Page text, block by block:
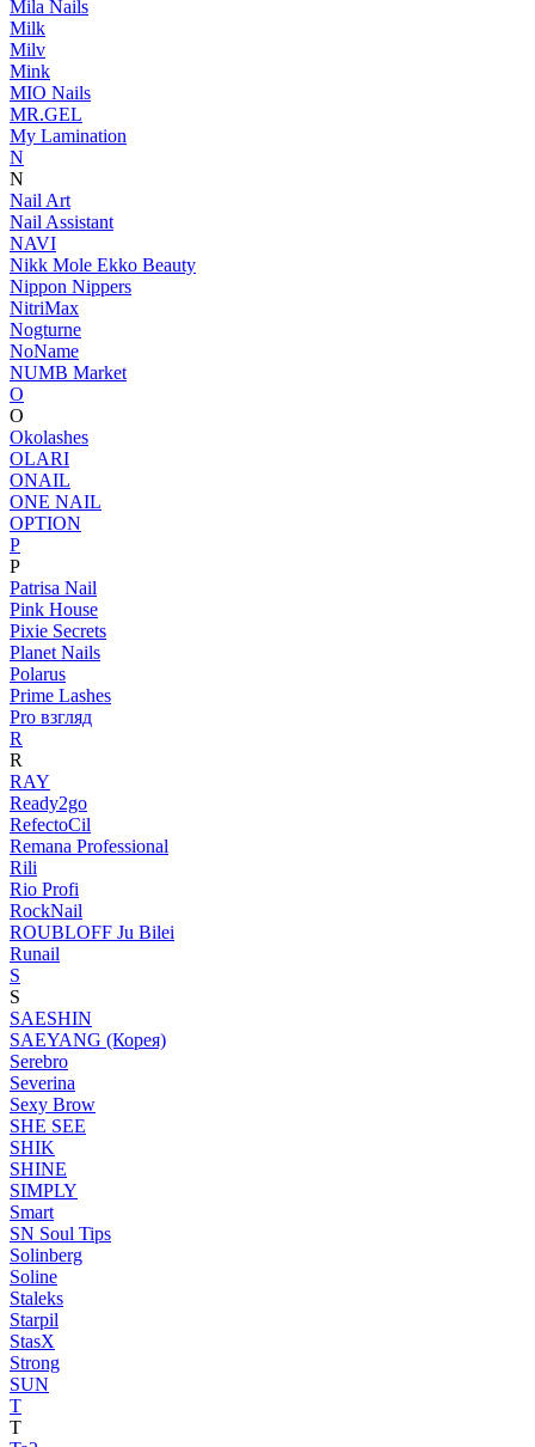
Mila Nails
Milk
Milv
Mink
MIO Nails
MR.GEL
My Lamination
N
N
Nail Art
Nail Assistant
NAVI
Nikk Mole Ekko Beauty
Nippon Nippers
NitriMax
Nogturne
NoName
NUMB Market
O
O
Okolashes
OLARI
ONAIL
ONE NAIL
OPTION
P
P
Patrisa Nail
Pink House
Pixie Secrets
Planet Nails
Polarus
Prime Lashes
Pro взгляд
R
R
RAY
Ready2go
RefectoCil
Remana Professional
Rili
Rio Profi
RockNail
ROUBLOFF Ju Bilei
Runail
S
S
SAESHIN
SAEYANG (Корея)
Serebro
Severina
Sexy Brow
SHE SEE
SHIK
SHINE
SIMPLY
Smart
SN Soul Tips
Solinberg
Soline
Staleks
Starpil
StasX
Strong
SUN
T
T